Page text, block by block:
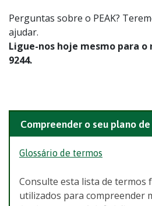
Perguntas sobre o PEAK?
ajudar.
Ligue-nos hoje mesmo para o
9244.
Compreender o seu plano
Glossário de termos
Consulte esta lista de termos
utilizados para compreender